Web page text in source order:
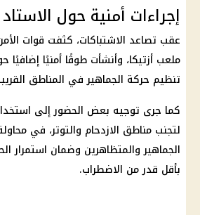
إجراءات أمنية حول الاستاد
عقب تصاعد الاشتباكات، كثفت قوات
ملعب أزتيكا، وأنشأت طوقًا أمنيًا إضافيًا
تنظيم حركة الجماهير في المناطق
كما جرى توجيه بعض الحضور إلى
لتجنب مناطق الازدحام والتوتر، في
الجماهير والمتظاهرين وضمان استمرار
بأقل قدر من الاضطراب.